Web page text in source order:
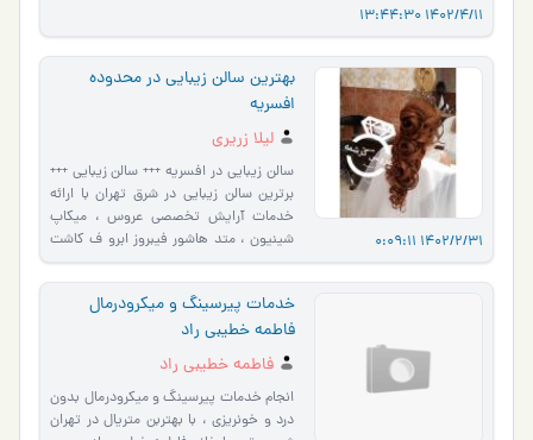
1402/4/11 13:44:30
1402/2/31 0:09:11
بهترین سالن زیبایی در محدوده
افسریه
لیلا زریری
سالن زیبایی در افسریه +++ سالن زیبایی +++
برترین سالن زیبایی در شرق تهران با ارائه
خدمات آرایش تخصصی عروس ، میکاپ
شینیون ، متد هاشور فیبروز ابرو ف کاشت
ناخن و تاتو اب�…
خدمات پیرسینگ و میکرودرمال
فاطمه خطیبی راد
فاطمه خطیبی راد
انجام خدمات پیرسینگ و میکرودرمال بدون
درد و خونریزی ، با بهتربن متریال در تهران